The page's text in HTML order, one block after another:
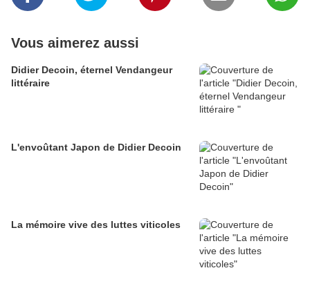
Vous aimerez aussi
Didier Decoin, éternel Vendangeur
littéraire
L'envoûtant Japon de Didier Decoin
La mémoire vive des luttes viticoles